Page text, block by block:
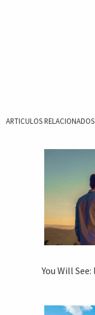
ARTICULOS RELACIONADOS
You Will